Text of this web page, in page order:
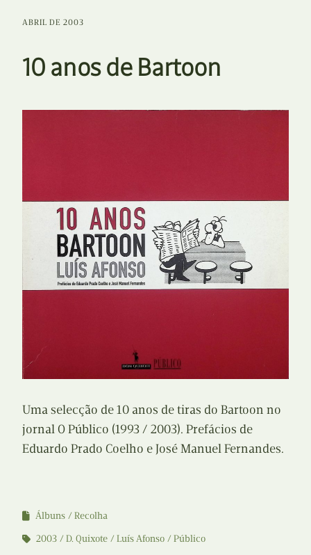
ABRIL DE 2003
10 anos de Bartoon
Uma selecção de 10 anos de tiras do Bartoon no
jornal O Público (1993 / 2003). Prefácios de
Eduardo Prado Coelho e José Manuel Fernandes.
Álbuns
Recolha
2003
D. Quixote Luís Afonso Público